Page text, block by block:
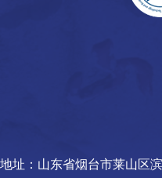
地址：山东省烟台市莱山区